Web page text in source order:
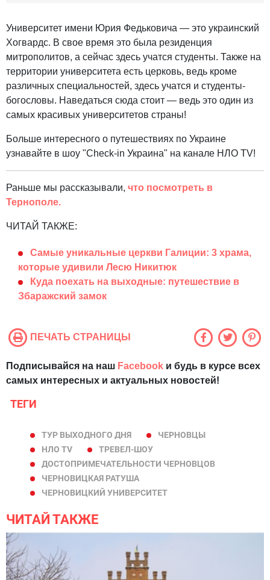
Университет имени Юрия Федьковича — это украинский
Хогвардс. В свое время это была резиденция
митрополитов, а сейчас здесь учатся студенты. Также на
территории университета есть церковь, ведь кроме
различных специальностей, здесь учатся и студенты-
богословы. Наведаться сюда стоит — ведь это один из
самых красивых университетов страны!
Больше интересного о путешествиях по Украине
узнавайте в шоу "Check-in Украина" на канале НЛО TV!
Раньше мы рассказывали, что посмотреть в
Тернополе.
ЧИТАЙ ТАКЖЕ:
Самые уникальные церкви Галиции: 3 храма,
которые удивили Лесю Никитюк
Куда поехать на выходные: путешествие в
Збаражский замок
ПЕЧАТЬ СТРАНИЦЫ
Подписывайся на наш Facebook и будь в курсе всех
самых интересных и актуальных новостей!
ТЕГИ
ТУР ВЫХОДНОГО ДНЯ
ЧЕРНОВЦЫ
НЛО TV
ТРЕВЕЛ-ШОУ
ДОСТОПРИМЕЧАТЕЛЬНОСТИ ЧЕРНОВЦОВ
ЧЕРНОВИЦКАЯ РАТУША
ЧЕРНОВИЦКИЙ УНИВЕРСИТЕТ
ЧИТАЙ ТАКЖЕ